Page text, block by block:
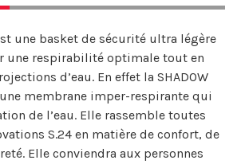
une basket de sécurité ultra légère
une respirabilité optimale tout en
d’eau. En effet la SHADOW
membrane imper-respirante qui
de l’eau. Elle rassemble toutes
S.24 en matière de confort, de
Elle conviendra aux personnes